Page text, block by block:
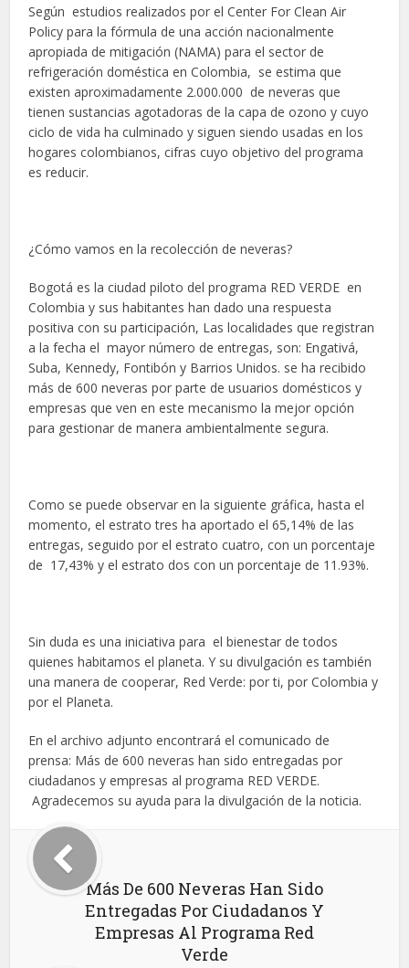
Según estudios realizados por el Center For Clean Air
Policy para la fórmula de una acción nacionalmente
apropiada de mitigación (NAMA) para el sector de
refrigeración doméstica en Colombia, se estima que
existen aproximadamente 2.000.000 de neveras que
tienen sustancias agotadoras de la capa de ozono y cuyo
ciclo de vida ha culminado y siguen siendo usadas en los
hogares colombianos, cifras cuyo objetivo del programa
es reducir.
¿Cómo vamos en la recolección de neveras?
Bogotá es la ciudad piloto del programa RED VERDE en
Colombia y sus habitantes han dado una respuesta
positiva con su participación, Las localidades que registran
a la fecha el mayor número de entregas, son: Engativá,
Suba, Kennedy, Fontibón y Barrios Unidos. se ha recibido
más de 600 neveras por parte de usuarios domésticos y
empresas que ven en este mecanismo la mejor opción
para gestionar de manera ambientalmente segura.
Como se puede observar en la siguiente gráfica, hasta el
momento, el estrato tres ha aportado el 65,14% de las
entregas, seguido por el estrato cuatro, con un porcentaje
de 17,43% y el estrato dos con un porcentaje de 11.93%.
Sin duda es una iniciativa para el bienestar de todos
quienes habitamos el planeta. Y su divulgación es también
una manera de cooperar, Red Verde: por ti, por Colombia y
por el Planeta.
En el archivo adjunto encontrará el comunicado de
prensa: Más de 600 neveras han sido entregadas por
ciudadanos y empresas al programa RED VERDE.
Agradecemos su ayuda para la divulgación de la noticia.
Más De 600 Neveras Han Sido
Entregadas Por Ciudadanos Y
Empresas Al Programa Red
Verde